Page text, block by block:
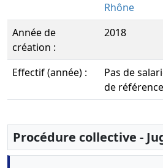
Rhône
Année de
création :
2018
Effectif (année) :
Pas de
de référence
Procédure collective -